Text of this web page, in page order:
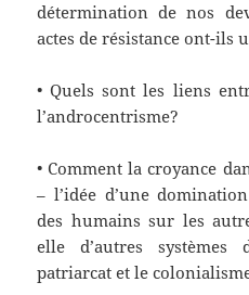
détermination de nos
actes de résistance ont-ils
• Quels sont les liens
l’androcentrisme?
• Comment la croyance
– l’idée d’une
des humains sur les
elle d’autres systèmes
patriarcat et le